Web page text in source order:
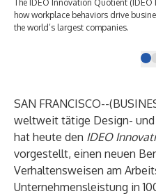
The IDEO Innovation Quotient
how workplace behaviors drive
the world’s largest companies.
SAN FRANCISCO--(
weltweit tätige Design-
hat heute den IDEO
vorgestellt, einen neuen
Verhaltensweisen am
Unternehmensleistung in